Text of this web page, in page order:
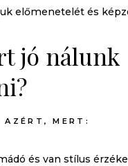
előmenetelét és
jó nálunk
AZÉRT, MERT:
és van stílus